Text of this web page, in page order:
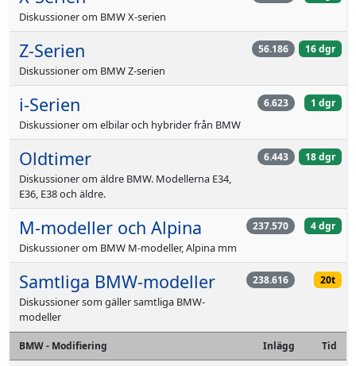
Diskussioner om BMW X-serien
Z-Serien
Diskussioner om BMW Z-serien
56.186 16 dgr
i-Serien
Diskussioner om elbilar och hybrider från BMW
6.623 1 dgr
Oldtimer
Diskussioner om äldre BMW. Modellerna E34,
E36, E38 och äldre.
6.443 18 dgr
M-modeller och Alpina
Diskussioner om BMW M-modeller, Alpina mm
237.570 4 dgr
Samtliga BMW-modeller
Diskussioner som gäller samtliga BMW-
modeller
238.616 20t
BMW - Modifiering Inlägg Tid